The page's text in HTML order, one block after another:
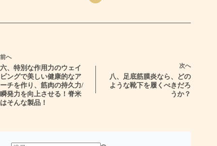
前へ
六、特別な作用力のウェイ
ビングで美しい健康的なア
ーチを作り、筋肉の持久力/
瞬発力を向上させる！脊米
はそんな製品！
次へ
八、足底筋膜炎なら、どの
ような靴下を履くべきだろ
うか？